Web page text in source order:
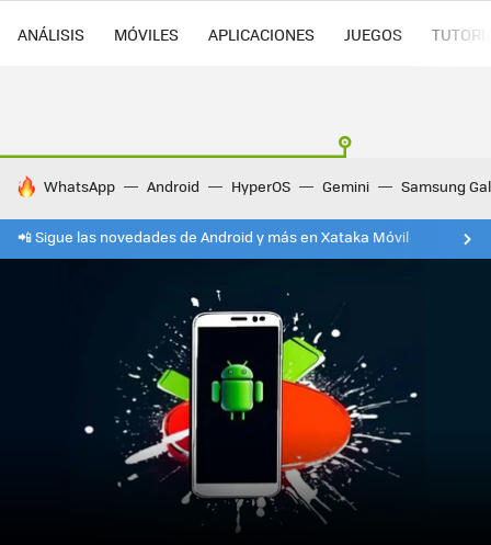
ANÁLISIS MÓVILES APLICACIONES JUEGOS
HOY SE HABLA DE
WhatsApp Android HyperOS Gemini Samsung
📲 Sigue las novedades de Android y más en Xataka Móvil